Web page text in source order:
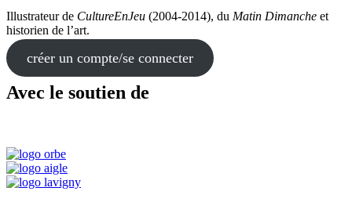
Illustrateur de CultureEnJeu (2004-2014), du Matin Dimanche et
historien de l’art.
créer un compte/se connecter
Avec le soutien de